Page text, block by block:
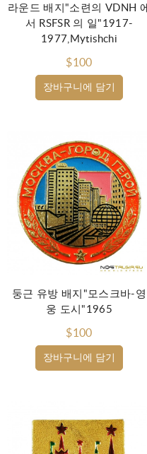
장바구니에 담기
라운드 배지"소련의 VDNH 에
서 RSFSR 의 일"1917-
1977,Mytishchi
$100
장바구니에 담기
둥근 유방 배지"모스크바-영
웅 도시"1965
$100